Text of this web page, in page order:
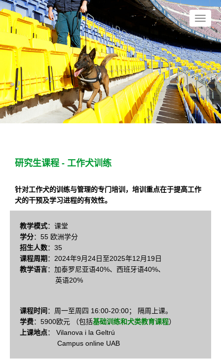
研究生课程 - 工作犬训练
针对工作犬的训练与管理的专门培训，培训重点在于提高工作
犬的干预及学习进程的有效性。
教学模式：课堂
学分：55 欧洲学分
招生人数：35
课程周期 ：2024年9月24日至2025年12月19日
教学语言：加泰罗尼亚语40%、西班牙语40%、
英语20%
课程时间 ：周一至周四 16:00-20:00； 隔周上课。
学费：5900欧元 （包括基础训练和犬类教育课程）
上课地点： Vilanova i la Geltrú
Campus online UAB